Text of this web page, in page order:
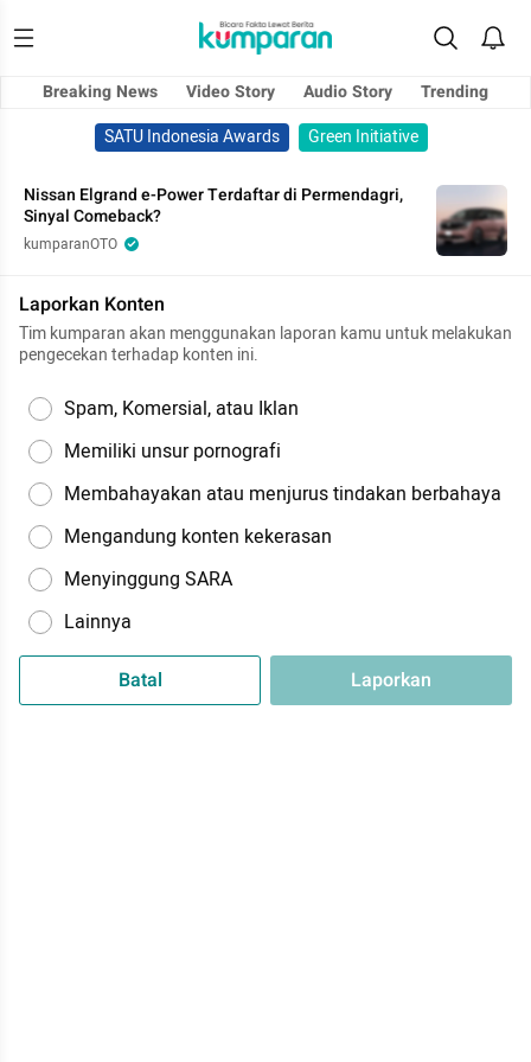
Breaking News Video Story Audio Story
Trending
SATU Indonesia Awards
Green Initiative
Nissan Elgrand e-Power Terdaftar di Permendagri,
Sinyal Comeback?
kumparanOTO
Laporkan Konten
Tim kumparan akan menggunakan laporan kamu untuk melakukan
pengecekan terhadap konten ini.
Spam, Komersial, atau Iklan
Memiliki unsur pornografi
Membahayakan atau menjurus tindakan berbahaya
Mengandung konten kekerasan
Menyinggung SARA
Lainnya
Batal Laporkan